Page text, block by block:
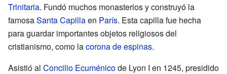
Trinitaria. Fundó muchos monasterios y construyó la
famosaSanta Capillaen París. Esta capilla fue hecha
para guardar importantes objetos religiosos del
cristianismo, como lacorona de espinas.
Asistió al Concilio Ecuménicode Lyon I en 1245, presidido